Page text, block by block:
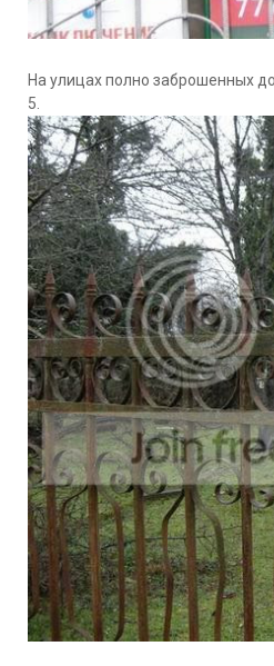
На улицах полно заброшенных
5.